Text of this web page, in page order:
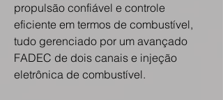
propulsão confiável e controle
eficiente em termos de combustível,
tudo gerenciado por um avançado
FADEC de dois canais e injeção
eletrônica de combustível.